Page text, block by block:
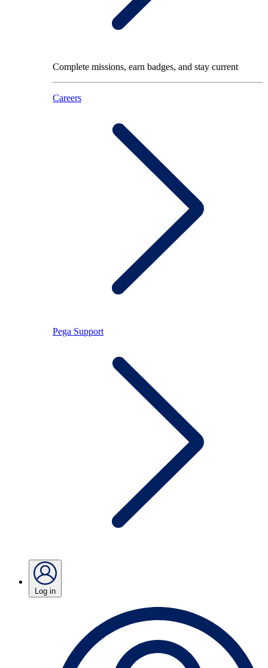
Complete missions, earn badges, and stay current
Careers
Pega Support
Log in